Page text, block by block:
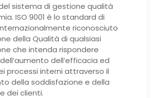
sistema di gestione qualità
ISO 9001 è lo standard di
riconosciuto
della Qualità di qualsiasi
che intenda rispondere
dell’efficacia ed
processi interni attraverso il
della soddisfazione e della
dei clienti.